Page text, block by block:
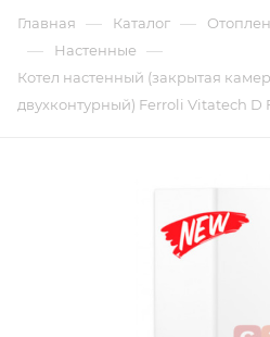
Главная — Каталог —
— Настенные —
Котел настенный (закрытая
двухконтурный) Ferroli Vitatech D